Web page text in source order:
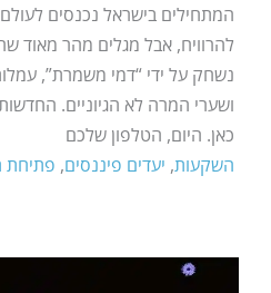
המתחילים בישראל נכנסים
להרוויח, אבל מגלים מהר מאוד
נשחק על ידי “דמי משמרת”,
ושערי המרה לא הגיוניים.
כאן. היום, הטלפון שלכם
השקעות, יעדים פיננסים, פתיחת